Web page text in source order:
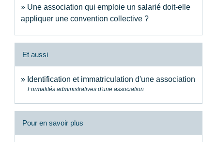
Une association qui emploie un salarié doit-elle
appliquer une convention collective ?
Et aussi
Identification et immatriculation d'une association
Formalités administratives d'une association
Pour en savoir plus